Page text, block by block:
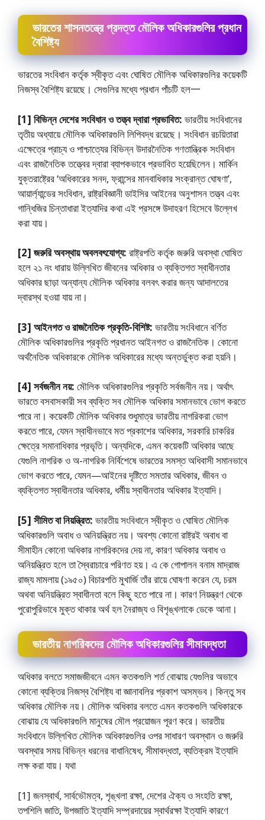
ভারতের শাসনতন্ত্রে প্রদত্ত মৌলিক অধিকারগুলির প্রধান
বৈশিষ্ট্য
ভারতের সংবিধান কর্তৃক স্বীকৃত এবং ঘােষিত মৌলিক অধিকারগুলির কয়েকটি
নিজস্ব বৈশিষ্ট্য রয়েছে। সেগুলির মধ্যে প্রধান পাঁচটি হল一
[1] বিভিন্ন দেশের সংবিধান ও তত্ত্ব দ্বারা প্রভাবিত: ভারতীয় সংবিধানের
তৃতীয় অধ্যায়ে মৌলিক অধিকারগুলি লিপিবদ্ধ রয়েছে। সংবিধান রচয়িতারা
এক্ষেত্রে প্রাচ্য ও পাশ্চাত্যের বিভিন্ন উদারনৈতিক গণতান্ত্রিক সংবিধান
এবং রাজনৈতিক তত্ত্বের দ্বারা ব্যাপকভাবে প্রভাবিত হয়েছিলেন। মার্কিন
যুক্তরাষ্ট্রের ‘অধিকারের সনদ, ফ্রান্সের মানবাধিকার সংক্রান্ত ঘােষণা’,
আয়ার্ল্যান্ডের সংবিধান, রাষ্ট্রবিজ্ঞানী ডাইসির আইনের অনুশাসন তত্ত্ব এবং
গান্ধিজির চিন্তাধারা ইত্যাদির কথা এই প্রসঙ্গে উদাহরণ হিসেবে উল্লেখ
করা যায়।
[2] জরুরি অবস্থায় অবলবৎযােগ্য: রাষ্ট্রপতি কর্তৃক জরুরি অবস্থা ঘােষিত
হলে ২১ নং ধারায় উল্লিখিত জীবনের অধিকার ও ব্যক্তিগত স্বাধীনতার
অধিকার ছাড়া অন্যান্য মৌলিক অধিকার বলবৎ করার জন্য আদালতের
দ্বারস্থ হওয়া যায় না।
[3] আইনগত ও রাজনৈতিক প্রকৃতি-বিশিষ্ট: ভারতীয় সংবিধানে বর্ণিত
মৌলিক অধিকারগুলির প্রকৃতি প্রধানত আইনগত ও রাজনৈতিক। কোনাে
অর্থনৈতিক অধিকারকে মৌলিক অধিকারের মধ্যে অন্তর্ভুক্ত করা হয়নি।
[4] সর্বজনীন নয়: মৌলিক অধিকারগুলির প্রকৃতি সর্বজনীন নয়। অর্থাৎ
ভারতে বসবাসকারী সব ব্যক্তি সব মৌলিক অধিকার সমানভাবে ভােগ করতে
পারে না। কয়েকটি মৌলিক অধিকার শুধুমাত্র ভারতীয় নাগরিকরা ভােগ
করতে পারে, যেমন স্বাধীনভাবে মত প্রকাশের অধিকার, সরকারি চাকরির
ক্ষেত্রে সমানাধিকার প্রভৃতি। অন্যদিকে, এমন কয়েকটি অধিকার আছে
যেগুলি নাগরিক ও অ-নাগরিক নির্বিশেষে ভারতের সমস্ত অধিবাসী সমানভাবে
ভােগ করতে পারে, যেমন—আইনের দৃষ্টিতে সমতার অধিকার, জীবন ও
ব্যক্তিগত স্বাধীনতার অধিকার, ধর্মীয় স্বাধীনতার অধিকার ইত্যাদি।
[5] সীমিত বা নিয়ন্ত্রিত: ভারতীয় সংবিধানে স্বীকৃত ও ঘােষিত মৌলিক
অধিকারগুলি অবাধ ও অনিয়ন্ত্রিত নয়। অবশ্য কোনাে রাষ্ট্রই অবাধ বা
সীমাহীন কোনাে অধিকার নাগরিকদের দেয় না, কারণ অধিকার অবাধ ও
অনিয়ন্ত্রিত হলে তা স্বৈরাচারে পরিণত হয়। এ কে গােপালন বনাম মাদ্রাজ
রাজ্য মামলায় (১৯৫০) বিচারপতি মুখার্জি তাঁর রায়ে ঘােষণা করেন যে, চরম
অথবা অনিয়ন্ত্রিত স্বাধীনতা বলে কিছু হতে পারে না। কারণ নিয়ন্ত্রণ থেকে
পুরােপুরিভাবে মুক্ত থাকার অর্থ হল নৈরাজ্য ও বিশৃঙ্খলাকে ডেকে আনা।
ভারতীয় নাগরিকদের মৌলিক অধিকারগুলির সীমাবদ্ধতা
অধিকার বলতে সমাজজীবনে এমন কতকগুলি শর্ত বোঝায় যেগুলির অভাবে
কোনাে ব্যক্তির নিজস্ব বৈশিষ্ট্য বা জ্ঞানাবলির প্রকাশ অসম্ভব। কিন্তু সব
অধিকার মৌলিক নয়। মৌলিক অধিকার বলতে এমন কতকগুলি অধিকারকে
বােঝায় যে অধিকারগুলি মানুষের মৌল প্রয়ােজন পূরণ করে। ভারতীয়
সংবিধানে উল্লিখিত মৌলিক অধিকারগুলির ওপর সাধারণ অবস্থান ও জরুরি
অবস্থার সময় বিভিন্ন ধরনের বাধানিষেধ, সীমাবদ্ধতা, ব্যতিক্রম ইত্যাদি
লক্ষ করা যায়। যথা
[1] জনস্বার্থ, সার্বভৌমত্ব, শৃঙ্খলা রক্ষা, দেশের ঐক্য ও সংহতি রক্ষা,
তপশিলি জাতি, উপজাতি ইত্যাদি সম্প্রদায়ের স্বার্থরক্ষা ইত্যাদি কারণে